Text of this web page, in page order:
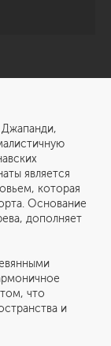
Джапанди,
является
которая
Основание
дополняет
что
и